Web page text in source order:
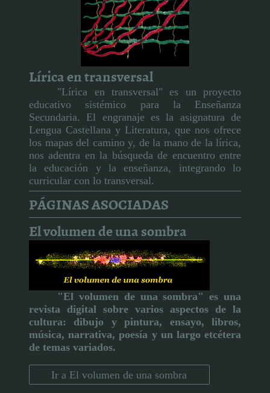
Lírica en transversal
"Lírica en transversal" es un proyecto
educativo sistémico para la Enseñanza
Secundaria. El engranaje es la asignatura de
Lengua Castellana y Literatura, que nos ofrece
los mapas del camino y, de la mano de la lírica,
nos adentra en la búsqueda de encuentro entre
la educación y la enseñanza, integrando lo
curricular con lo transversal.
PÁGINAS ASOCIADAS
El volumen de una sombra
"El volumen de una sombra" es una
revista digital sobre varios aspectos de la
cultura:
dibujo y pintura, ensayo, libros,
música, narrativa, poesía y un largo etcétera
de temas variados.
Ir a El volumen de una sombra